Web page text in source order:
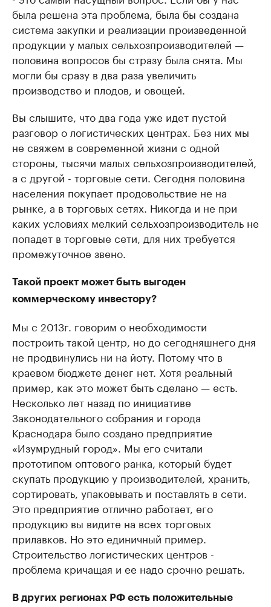
была решена эта проблема, была бы создана
система закупки и реализации произведенной
продукции у малых сельхозпроизводителей —
половина вопросов бы стразу была снята. Мы
могли бы сразу в два раза увеличить
производство и плодов, и овощей.
Вы слышите, что два года уже идет пустой
разговор о логистических центрах. Без них мы
не свяжем в современной жизни с одной
стороны, тысячи малых сельхозпроизводителей,
а с другой - торговые сети. Сегодня половина
населения покупает продовольствие не на
рынке, а в торговых сетях. Никогда и не при
каких условиях мелкий сельхозпроизводитель не
попадет в торговые сети, для них требуется
промежуточное звено.
Такой проект может быть выгоден
коммерческому инвестору?
Мы с 2013г. говорим о необходимости
построить такой центр, но до сегодняшнего дня
не продвинулись ни на йоту. Потому что в
краевом бюджете денег нет. Хотя реальный
пример, как это может быть сделано — есть.
Несколько лет назад по инициативе
Законодательного собрания и города
Краснодара было создано предприятие
«Изумрудный город». Мы его считали
прототипом оптового ранка, который будет
скупать продукцию у производителей, хранить,
сортировать, упаковывать и поставлять в сети.
Это предприятие отлично работает, его
продукцию вы видите на всех торговых
прилавков. Но это единичный пример.
Строительство логистических центров -
проблема кричащая и ее надо срочно решать.
В других регионах РФ есть положительные